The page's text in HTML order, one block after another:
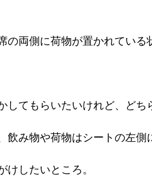
両側に荷物が置かれている
てもらいたいけれど、どち
み物や荷物はシートの左側
したいところ。